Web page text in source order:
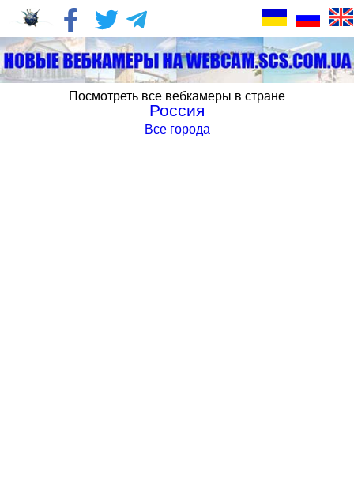
Посмотреть все вебкамеры в стране
Россия
Все города